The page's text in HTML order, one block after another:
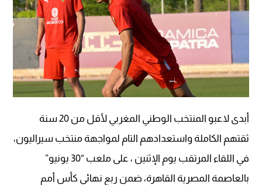
أبدى لاعبو المنتخب الوطني المغربي لأقل من 20 سنة
ثقتهم الكاملة واستعدادهم التام لمواجهة منتخب سيراليون،
في اللقاء المرتقب يوم الإثنين ، على ملعب “30 يونيو”
بالعاصمة المصرية القاهرة، ضمن ربع نهائي كأس أمم